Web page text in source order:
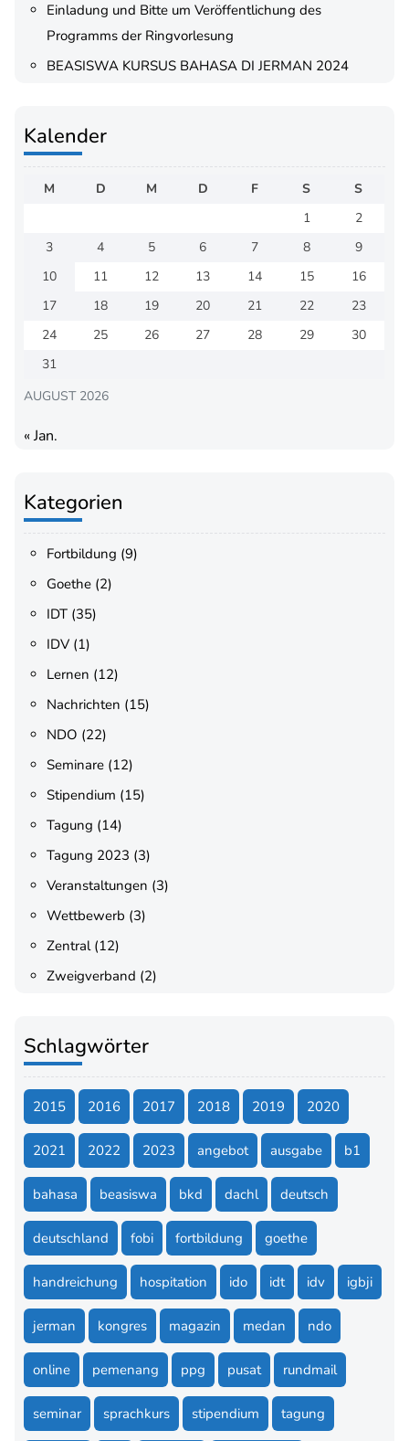
Einladung und Bitte um Veröffentlichung des
Programms der Ringvorlesung
BEASISWA KURSUS BAHASA DI JERMAN 2024
Kalender
AUGUST 2026
M D M D F S
S
1
2
3
4 5 6 7 8
9
10
11 12 13 14 15
16
17
18 19 20 21 22
23
24
25 26 27 28 29
30
31
« Jan.
Kategorien
Fortbildung (9)
Goethe (2)
IDT (35)
IDV (1)
Lernen (12)
Nachrichten (15)
NDO (22)
Seminare (12)
Stipendium (15)
Tagung (14)
Tagung 2023 (3)
Veranstaltungen (3)
Wettbewerb (3)
Zentral(12)
Zweigverband (2)
Schlagwörter
2015 2016 2017 2018 2019 2020
2021 2022 2023 angebot ausgabe b1
bahasa beasiswa bkd dachl deutsch
deutschland fobi fortbildung goethe
handreichung hospitation ido idt idv igbji
jerman kongres magazin medan ndo
online pemenang ppg pusat rundmail
seminar sprachkurs stipendium tagung